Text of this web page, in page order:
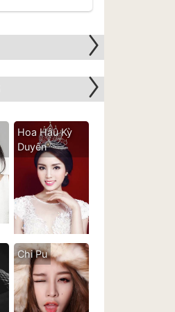
Hoa Hậu Kỳ
Duyên
Chi Pu